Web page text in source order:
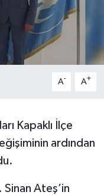
A- A+
Kapaklı İlçe
ardından
Sinan Ateş’in